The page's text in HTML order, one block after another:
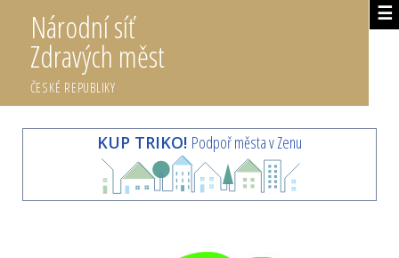
☰
Národní síť
Zdravých měst
ČESKÉ REPUBLIKY
KUP TRIKO! Podpoř města v Zenu